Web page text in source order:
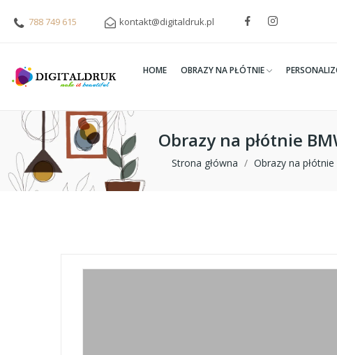
788 749 615 kontakt@digitaldruk.pl
HOME OBRAZY NA PŁÓTNIE
Obrazy na płótnie
Strona główna Obrazy na płótnie